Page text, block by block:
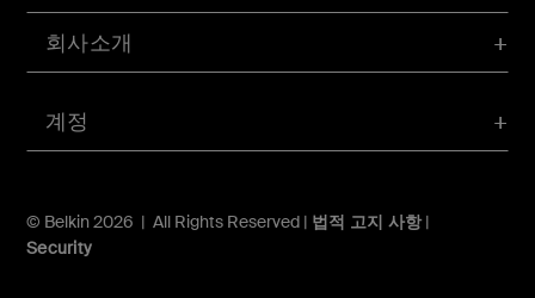
계정
회사소개
© Belkin 2026 | All Rights Reserved | 법적 고지 사항|
Security